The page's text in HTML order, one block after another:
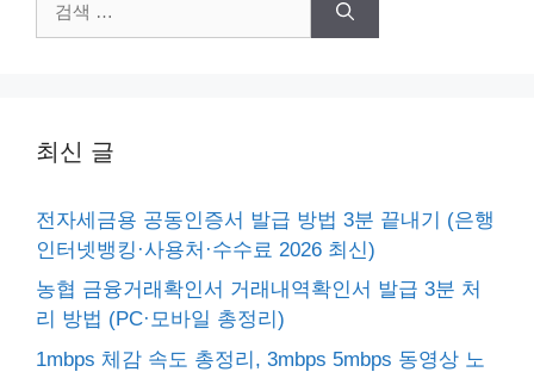
색:
최신 글
전자세금용 공동인증서 발급 방법 3분 끝내기 (은행
인터넷뱅킹·사용처·수수료 2026 최신)
농협 금융거래확인서 거래내역확인서 발급 3분 처
리 방법 (PC·모바일 총정리)
1mbps 체감 속도 총정리, 3mbps 5mbps 동영상 노